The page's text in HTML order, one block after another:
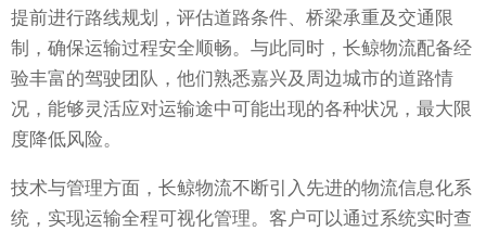
提前进行路线规划，评估道路条件、桥梁承重及交通限
制，确保运输过程安全顺畅。与此同时，长鲸物流配备经
验丰富的驾驶团队，他们熟悉嘉兴及周边城市的道路情
况，能够灵活应对运输途中可能出现的各种状况，最大限
度降低风险。
技术与管理方面，长鲸物流不断引入先进的物流信息化系
统，实现运输全程可视化管理。客户可以通过系统实时查